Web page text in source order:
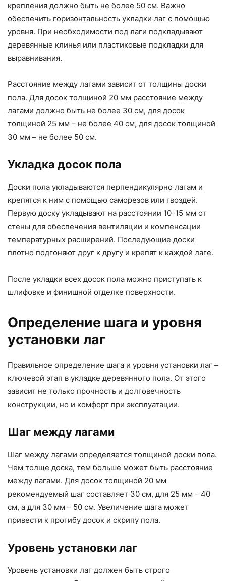
крепления должно быть не более 50 см. Важно
обеспечить горизонтальность укладки лаг с помощью
уровня. При необходимости под лаги подкладывают
деревянные клинья или пластиковые подкладки для
выравнивания.
Расстояние между лагами зависит от толщины доски
пола. Для досок толщиной 20 мм расстояние между
лагами должно быть не более 30 см, для досок
толщиной 25 мм – не более 40 см, для досок толщиной
30 мм – не более 50 см.
Укладка досок пола
Доски пола укладываются перпендикулярно лагам и
крепятся к ним с помощью саморезов или гвоздей.
Первую доску укладывают на расстоянии 10-15 мм от
стены для обеспечения вентиляции и компенсации
температурных расширений. Последующие доски
плотно подгоняют друг к другу и крепят к каждой лаге.
После укладки всех досок пола можно приступать к
шлифовке и финишной отделке поверхности.
Определение шага и уровня
установки лаг
Правильное определение шага и уровня установки лаг –
ключевой этап в укладке деревянного пола. От этого
зависит не только прочность и долговечность
конструкции, но и комфорт при эксплуатации.
Шаг между лагами
Шаг между лагами определяется толщиной доски пола.
Чем толще доска, тем больше может быть расстояние
между лагами. Для досок толщиной 20 мм
рекомендуемый шаг составляет 30 см, для 25 мм – 40
см, а для 30 мм – 50 см. Увеличение шага может
привести к прогибу досок и скрипу пола.
Уровень установки лаг
Уровень установки лаг должен быть строго